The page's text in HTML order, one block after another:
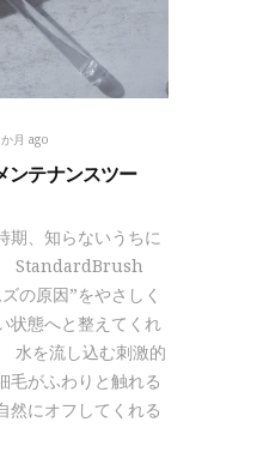
月 ago
ンテナンスツー
期、知らないうちに
StandardBrush
の原因”をやさしく
状態へと整えてくれ
水を流し込む刺激的
毛がふわりと触れる
然にオフしてくれる